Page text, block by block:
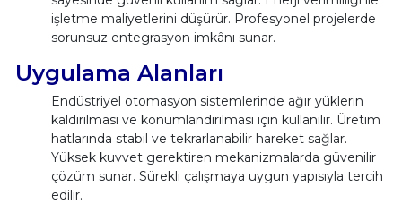
işletme maliyetlerini düşürür. Profesyonel projelerde
sorunsuz entegrasyon imkânı sunar.
Uygulama Alanları
Endüstriyel otomasyon sistemlerinde ağır yüklerin
kaldırılması ve konumlandırılması için kullanılır. Üretim
hatlarında stabil ve tekrarlanabilir hareket sağlar.
Yüksek kuvvet gerektiren mekanizmalarda güvenilir
çözüm sunar. Sürekli çalışmaya uygun yapısıyla tercih
edilir.